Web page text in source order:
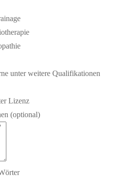
unter weitere Qualifikationen
Lizenz
(optional)